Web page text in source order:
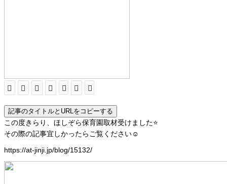
記事のタイトルとURLをコピーする
この度きらり、ほしぞら保育園取材受けました⭐️
その際の記事宜しかったらご覧ください☺️
https://at-jinji.jp/blog/15132/